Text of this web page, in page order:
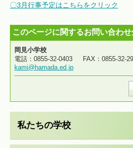
〇3月行事予定はこちらをクリック
このページに関するお問い合わせ
岡見小学校
電話：0855-32-0403 FAX：0855-32-
kami@hamada.ed.jp
私たちの学校